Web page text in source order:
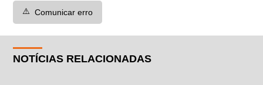
⚠️ Comunicar erro
NOTÍCIAS RELACIONADAS